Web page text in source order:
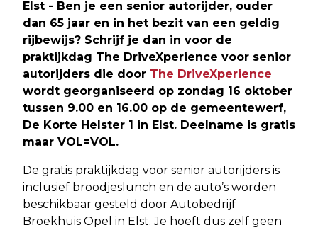
Elst - Ben je een senior autorijder, ouder
dan 65 jaar en in het bezit van een geldig
rijbewijs? Schrijf je dan in voor de
praktijkdag The DriveXperience voor senior
autorijders die door The DriveXperience
wordt georganiseerd op zondag 16 oktober
tussen 9.00 en 16.00 op de gemeentewerf,
De Korte Helster 1 in Elst. Deelname is gratis
maar VOL=VOL.
De gratis praktijkdag voor senior autorijders is
inclusief broodjeslunch en de auto’s worden
beschikbaar gesteld door Autobedrijf
Broekhuis Opel in Elst. Je hoeft dus zelf geen